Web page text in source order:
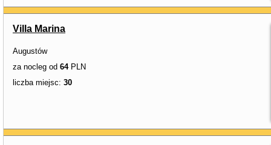
Villa Marina
Augustów
za nocleg od 64PLN
liczba miejsc: 30